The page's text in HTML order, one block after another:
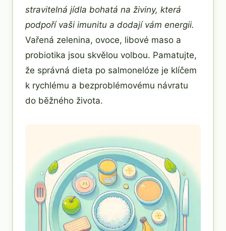
stravitelná jídla bohatá na živiny, která
podpoří vaši imunitu a dodají vám energii.
Vařená zelenina, ovoce, libové maso a
probiotika jsou skvělou volbou. Pamatujte,
že správná dieta po salmonelóze je klíčem
k rychlému a bezproblémovému návratu
do běžného života.